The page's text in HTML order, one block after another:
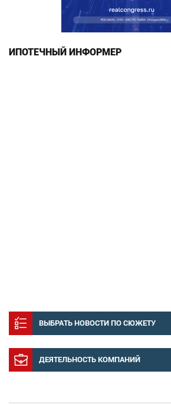
ИПОТЕЧНЫЙ ИНФОРМЕР
ВЫБРАТЬ НОВОСТИ ПО СЮЖЕТУ
ДЕЯТЕЛЬНОСТЬ КОМПАНИЙ